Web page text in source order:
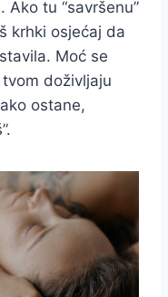
tu “savršenu”
krhki osjećaj da
Moć se
doživljaju
ostane,